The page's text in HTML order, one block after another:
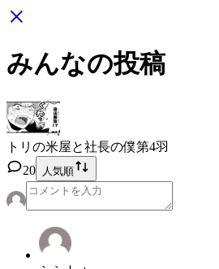
みんなの投稿
トリの米屋と社長の僕第4羽
20
人気順